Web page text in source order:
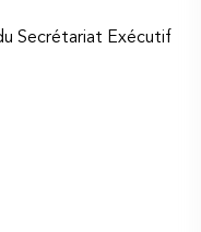
Secrétariat Exécutif